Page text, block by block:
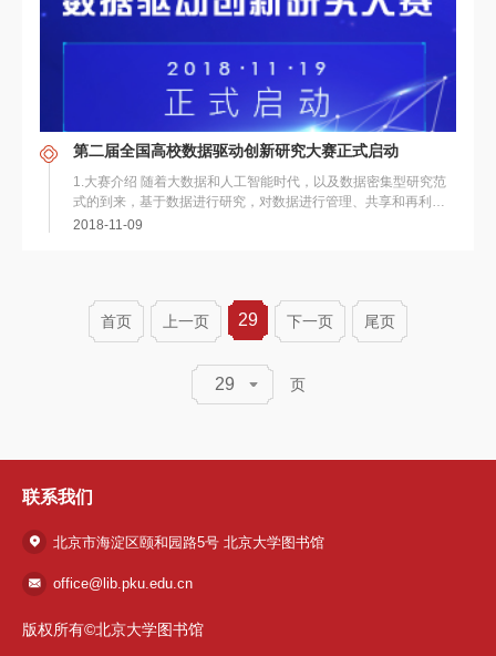
第二届全国高校数据驱动创新研究大赛正式启动
1.大赛介绍 随着大数据和人工智能时代，以及数据密集型研究范
式的到来，基于数据进行研究，对数据进行管理、共享和再利
用，成为学术研究的新趋势。为了鼓...
2018-11-09
首页 上一页 29 下一页 尾页
29 页
联系我们
北京市海淀区颐和园路5号 北京大学图书馆
office@lib.pku.edu.cn
版权所有©北京大学图书馆